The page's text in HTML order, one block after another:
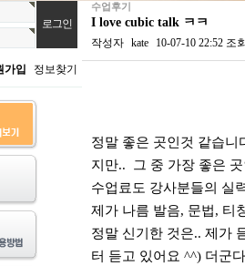
가입 정보찾기
수업후기
I love cubic talk ㅋㅋ
작성자 kate 10-07-10 22:52 조
정말 좋은 곳인것 같습니
지만.. 그 중 가장 좋은
수업료도 강사분들의 실
제가 나름 발음, 문법, 티
정말 신기한 것은.. 제가
터 듣고 있어요 ^^) 더군